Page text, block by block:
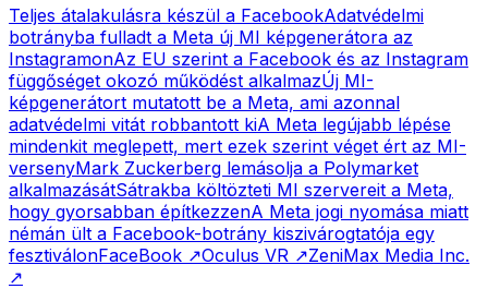
Teljes átalakulásra készül a FacebookAdatvédelmi
botrányba fulladt a Meta új MI képgenerátora az
InstagramonAz EU szerint a Facebook és az Instagram
függőséget okozó működést alkalmazÚj MI-
képgenerátort mutatott be a Meta, ami azonnal
adatvédelmi vitát robbantott kiA Meta legújabb lépése
mindenkit meglepett, mert ezek szerint véget ért az MI-
versenyMark Zuckerberg lemásolja a Polymarket
alkalmazásátSátrakba költözteti MI szervereit a Meta,
hogy gyorsabban építkezzenA Meta jogi nyomása miatt
némán ült a Facebook-botrány kiszivárogtatója egy
fesztiválonFaceBook ↗Oculus VR ↗ZeniMax Media Inc.
↗